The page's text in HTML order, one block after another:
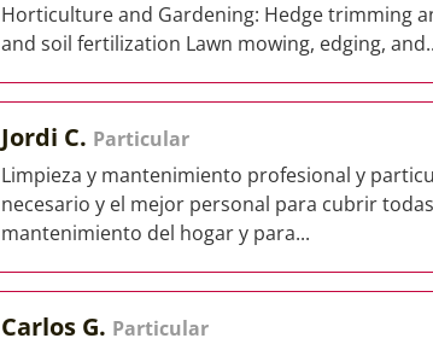
Horticulture and Gardening: Hedge trimming
and soil fertilization Lawn mowing, edging,
Jordi C. Particular
Limpieza y mantenimiento profesional y
necesario y el mejor personal para cubrir
mantenimiento del hogar y para...
Carlos G. Particular